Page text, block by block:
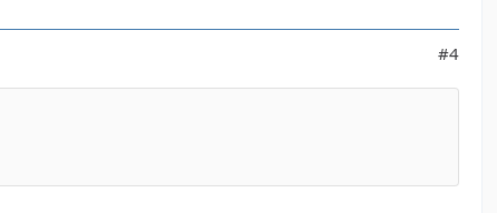
#4